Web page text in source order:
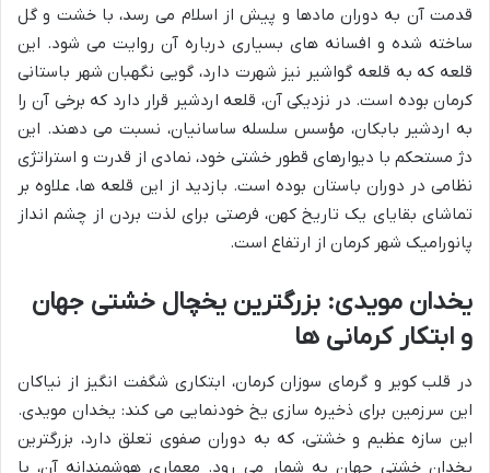
قدمت آن به دوران مادها و پیش از اسلام می رسد، با خشت و گل
ساخته شده و افسانه های بسیاری درباره آن روایت می شود. این
قلعه که به قلعه گواشیر نیز شهرت دارد، گویی نگهبان شهر باستانی
کرمان بوده است. در نزدیکی آن، قلعه اردشیر قرار دارد که برخی آن را
به اردشیر بابکان، مؤسس سلسله ساسانیان، نسبت می دهند. این
دژ مستحکم با دیوارهای قطور خشتی خود، نمادی از قدرت و استراتژی
نظامی در دوران باستان بوده است. بازدید از این قلعه ها، علاوه بر
تماشای بقایای یک تاریخ کهن، فرصتی برای لذت بردن از چشم انداز
پانورامیک شهر کرمان از ارتفاع است.
یخدان مویدی: بزرگترین یخچال خشتی جهان
و ابتکار کرمانی ها
در قلب کویر و گرمای سوزان کرمان، ابتکاری شگفت انگیز از نیاکان
این سرزمین برای ذخیره سازی یخ خودنمایی می کند: یخدان مویدی.
این سازه عظیم و خشتی، که به دوران صفوی تعلق دارد، بزرگترین
یخدان خشتی جهان به شمار می رود. معماری هوشمندانه آن، با